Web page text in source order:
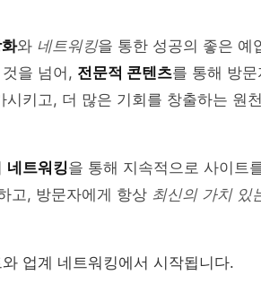
와 네트워킹을 통한 성공의 좋은 예
을 넘어, 전문적 콘텐츠를 통해 방문
키고, 더 많은 기회를 창출하는 원
네트워킹을 통해 지속적으로 사이트
고, 방문자에게 항상 최신의 가치 있
업계 네트워킹에서 시작됩니다.